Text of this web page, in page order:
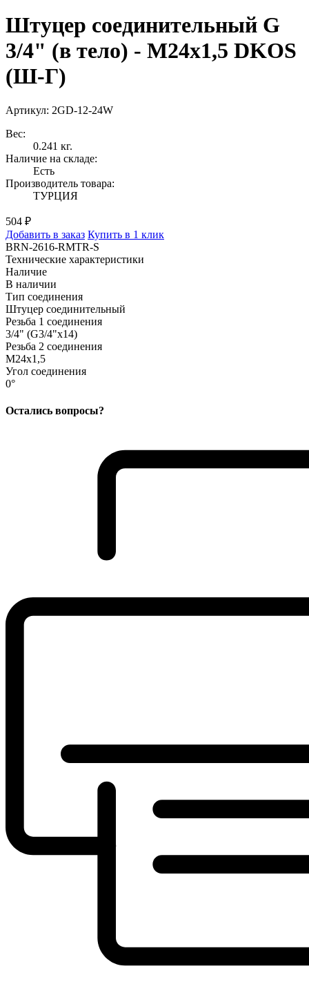
Штуцер соединительный G
3/4" (в тело) - M24x1,5 DKOS
(Ш-Г)
Артикул: 2GD-12-24W
Вес:
0.241 кг.
Наличие на складе:
Есть
Производитель товара:
ТУРЦИЯ
504 ₽
Добавить в заказ Купить в 1 клик
BRN-2616-RMTR-S
Технические характеристики
Наличие
В наличии
Тип соединения
Штуцер соединительный
Резьба 1 соединения
3/4" (G3/4"x14)
Резьба 2 соединения
M24x1,5
Угол соединения
0°
Остались вопросы?